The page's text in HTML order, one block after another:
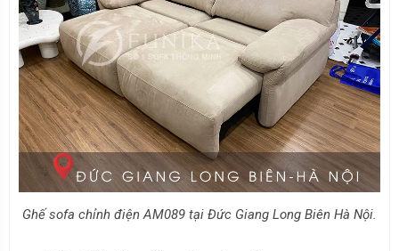
Ghế sofa chỉnh điện AM089 tại Đức Giang Long Biên Hà Nội.